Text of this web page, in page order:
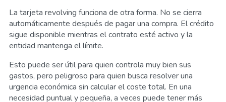
La tarjeta revolving funciona de otra forma. No se cierra
automáticamente después de pagar una compra. El crédito
sigue disponible mientras el contrato esté activo y la
entidad mantenga el límite.
Esto puede ser útil para quien controla muy bien sus
gastos, pero peligroso para quien busca resolver una
urgencia económica sin calcular el coste total. En una
necesidad puntual y pequeña, a veces puede tener más